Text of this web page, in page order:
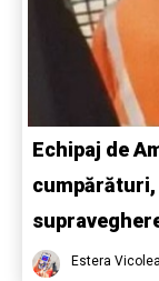
Echipaj de
Estera